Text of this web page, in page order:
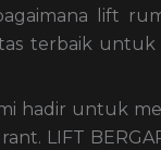
lift
terbaik
hadir untuk
LIFT